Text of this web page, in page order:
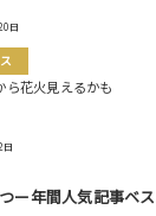
日
ら花火見えるかも
ー年間人気記事ベ